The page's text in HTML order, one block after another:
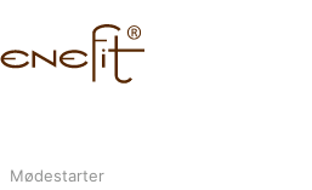
Mødestarter